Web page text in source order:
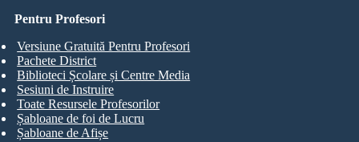
Pentru Profesori
Versiune Gratuită Pentru Profesori
Pachete District
Biblioteci Școlare și Centre Media
Sesiuni de Instruire
Toate Resursele Profesorilor
Șabloane de foi de Lucru
Șabloane de Afișe